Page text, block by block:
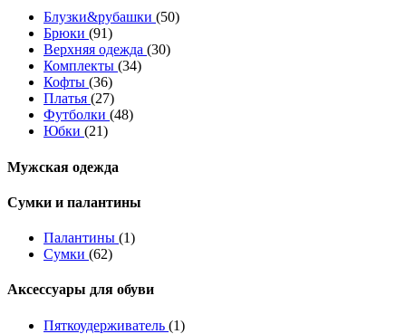
Блузки&рубашки (50)
Брюки (91)
Верхняя одежда (30)
Комплекты (34)
Кофты (36)
Платья (27)
Футболки (48)
Юбки (21)
Мужская одежда
Сумки и палантины
Палантины (1)
Сумки (62)
Аксессуары для обуви
Пяткоудерживатель (1)